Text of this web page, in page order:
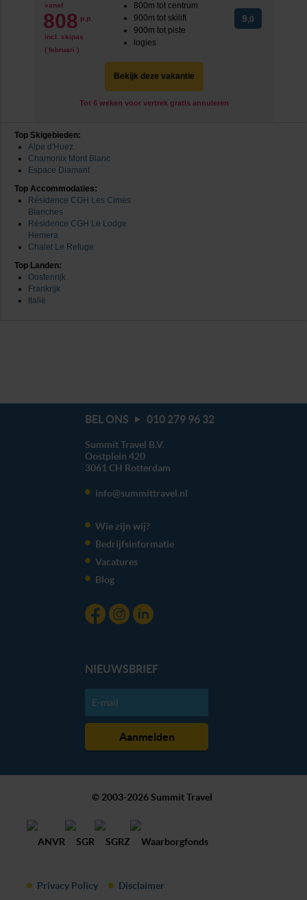
vanaf
808 p.p.
incl. skipas
( februari )
800m tot centrum
900m tot skilift
900m tot piste
logies
9,0
Bekijk deze vakantie
Tot 6 weken voor vertrek gratis annuleren
Top Skigebieden:
Alpe d'Huez
Chamonix Mont Blanc
Espace Diamant
Top Accommodaties:
Résidence CGH Les Cimes
Blanches
Résidence CGH Le Lodge
Hemera
Chalet Le Refuge
Top Landen:
Oostenrijk
Frankrijk
Italië
BEL ONS 010 279 96 32
Summit Travel B.V.
Oostplein 420
3061 CH Rotterdam
info@summittravel.nl
Wie zijn wij?
Bedrijfsinformatie
Vacatures
Blog
NIEUWSBRIEF
© 2003-2026 Summit Travel
Privacy Policy Disclaimer